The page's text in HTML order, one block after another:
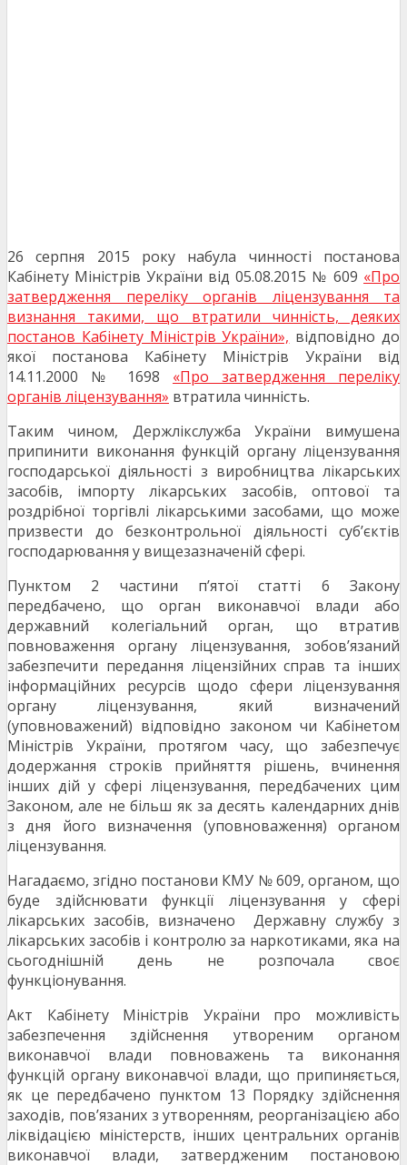
26 серпня 2015 року набула чинності постанова
Кабінету Міністрів України від 05.08.2015 № 609 «Про
затвердження переліку органів ліцензування та
визнання такими, що втратили чинність, деяких
постанов Кабінету Міністрів України», відповідно до
якої постанова Кабінету Міністрів України від
14.11.2000 № 1698 «Про затвердження переліку
органів ліцензування» втратила чинність.
Таким чином, Держлікслужба України вимушена
припинити виконання функцій органу ліцензування
господарської діяльності з виробництва лікарських
засобів, імпорту лікарських засобів, оптової та
роздрібної торгівлі лікарськими засобами, що може
призвести до безконтрольної діяльності суб’єктів
господарювання у вищезазначеній сфері.
Пунктом 2 частини п’ятої статті 6 Закону
передбачено, що орган виконавчої влади або
державний колегіальний орган, що втратив
повноваження органу ліцензування, зобов’язаний
забезпечити передання ліцензійних справ та інших
інформаційних ресурсів щодо сфери ліцензування
органу ліцензування, який визначений
(уповноважений) відповідно законом чи Кабінетом
Міністрів України, протягом часу, що забезпечує
додержання строків прийняття рішень, вчинення
інших дій у сфері ліцензування, передбачених цим
Законом, але не більш як за десять календарних днів
з дня його визначення (уповноваження) органом
ліцензування.
Нагадаємо, згідно постанови КМУ № 609, органом, що
буде здійснювати функції ліцензування у сфері
лікарських засобів, визначено Державну службу з
лікарських засобів і контролю за наркотиками, яка на
сьогоднішній день не розпочала своє
функціонування.
Акт Кабінету Міністрів України про можливість
забезпечення здійснення утвореним органом
виконавчої влади повноважень та виконання
функцій органу виконавчої влади, що припиняється,
як це передбачено пунктом 13 Порядку здійснення
заходів, пов’язаних з утворенням, реорганізацією або
ліквідацією міністерств, інших центральних органів
виконавчої влади, затвердженим постановою